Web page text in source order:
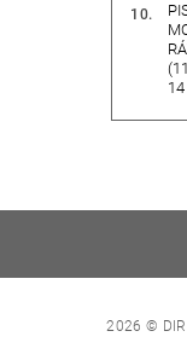
2026 ©